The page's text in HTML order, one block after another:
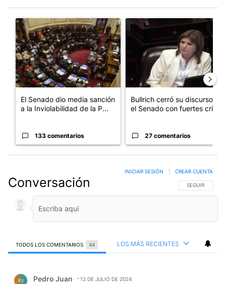
Un artículo de tendencia con el título "El Senado dio media
El Senado dio media sanción
a la Inviolabilidad de la P...
133 comentarios
Un artículo de tendencia
Bullrich cerró su discurso en
el Senado con fuertes crí...
27 comentarios
Conversación SIGA ESTA
SEGUIR
INICIAR SESIÓN CREAR CUENTA
TODOS LOS COMENTARIOS 44 LOS MÁS RECIENTES
PJ Pedro Juan 12 DE JULIO DE 2024